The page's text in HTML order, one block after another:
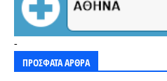
-
ΠΡΟΣΦΑΤΑ ΑΡΘΡΑ